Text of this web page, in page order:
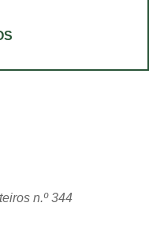
n.º 344